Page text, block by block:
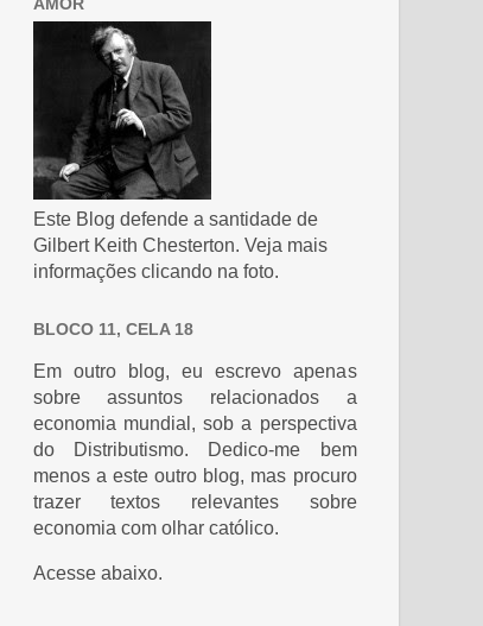
Este Blog defende a santidade de
Gilbert Keith Chesterton. Veja mais
informações clicando na foto.
BLOCO 11, CELA 18
Em outro blog, eu escrevo apenas
sobre assuntos relacionados a
economia mundial, sob a perspectiva
do Distributismo. Dedico-me bem
menos a este outro blog, mas procuro
trazer textos relevantes sobre
economia com olhar católico.
Acesse abaixo.